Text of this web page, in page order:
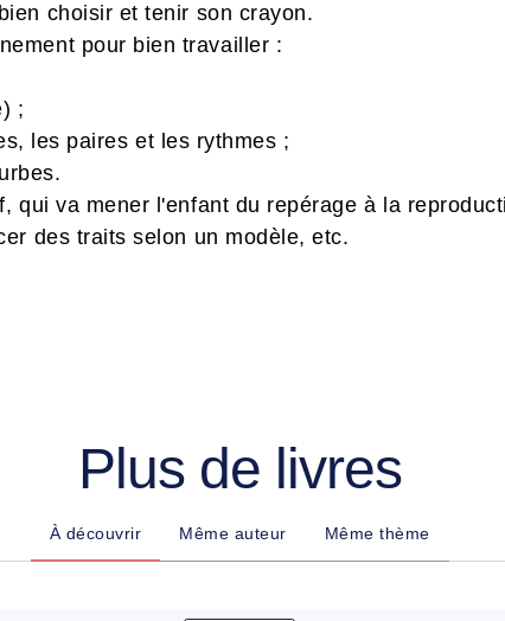
choisir et tenir son crayon.
pour bien travailler :
;
les paires et les rythmes ;
qui va mener l'enfant du repérage à la
des traits selon un modèle, etc.
Plus de livres
À découvrir Même auteur Même thème